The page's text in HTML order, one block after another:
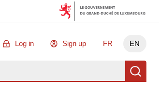
Log in Sign up FR EN